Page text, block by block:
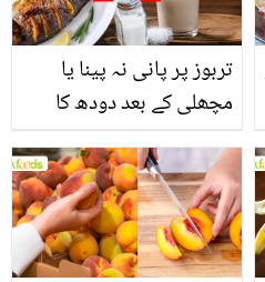
تربوز پر پانی نہ پینا یا
مچھلی کے بعد دودھ کا
سے متعلق غلط فہمیوں کی
حقیقت کیا ہے اور افواہ
کیا؟